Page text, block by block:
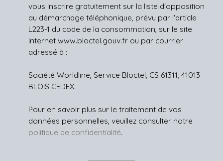
vous inscrire gratuitement sur la liste d'opposition
au démarchage téléphonique, prévu par l'article
L223-1 du code de la consommation, sur le site
Internet www.bloctel.gouv.fr ou par courrier
adressé à :
Société Worldline, Service Bloctel, CS 61311, 41013
BLOIS CEDEX.
Pour en savoir plus sur le traitement de vos
données personnelles, veuillez consulter notre
politique de confidentialité.